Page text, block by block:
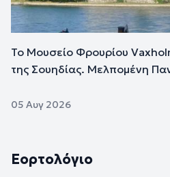
Το Μουσείο Φρουρίου
της Σουηδίας. Μελπομένη
05 Αυγ 2026
Εορτολόγιο